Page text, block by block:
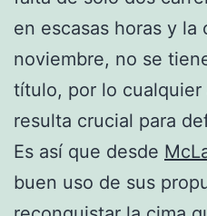
en escasas horas y la
noviembre, no se
título, por lo cualquier
resulta crucial para
Es así que desde
buen uso de sus